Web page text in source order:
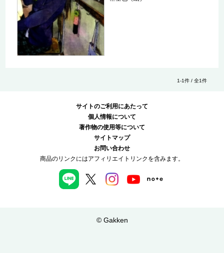
1-1件 / 全1件
サイトのご利用にあたって
個人情報について
著作物の使用等について
サイトマップ
お問い合わせ
商品のリンクにはアフィリエイトリンクを含みます。
© Gakken